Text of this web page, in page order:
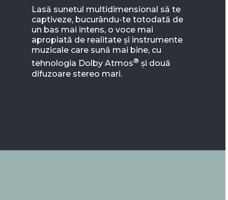
Lasă sunetul multidimensional să te
captiveze, bucurându-te totodată de
un bas mai intens, o voce mai
apropiată de realitate și instrumente
muzicale care sună mai bine, cu
tehnologia Dolby Atmos® și două
difuzoare stereo mari.